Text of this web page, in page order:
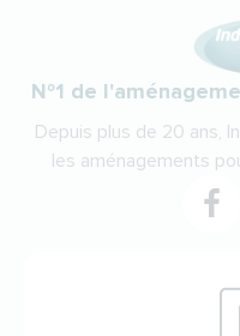
N°1 de
Depuis plus de 20 ans,
les aménagements